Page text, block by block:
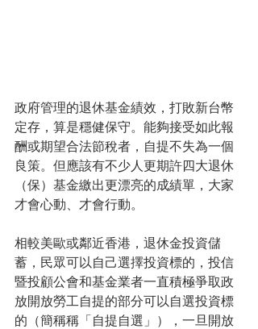
政府管理的退休基金績效，打敗新台幣
定存，算是穩健保守。能夠接受如此報
酬或期望合法節稅者，自提不失為一個
良策。但應該有不少人更期許四大退休
（保）基金繳出更漂亮的成績單，大家
才會心動、才會行動。
相較美歐或鄰近香港，退休金投資儲
蓄，民眾可以自己選擇投資標的，投信
暨投顧公會和基金業者一直積極爭取政
放開放勞工自提的部分可以自選投資標
的（簡稱稱「自提自選」），一旦開放